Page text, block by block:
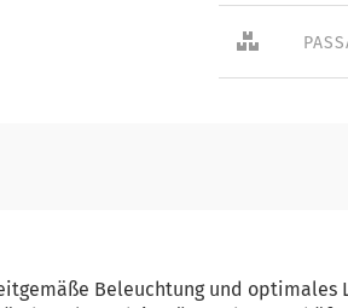
Beleuchtung und optimales